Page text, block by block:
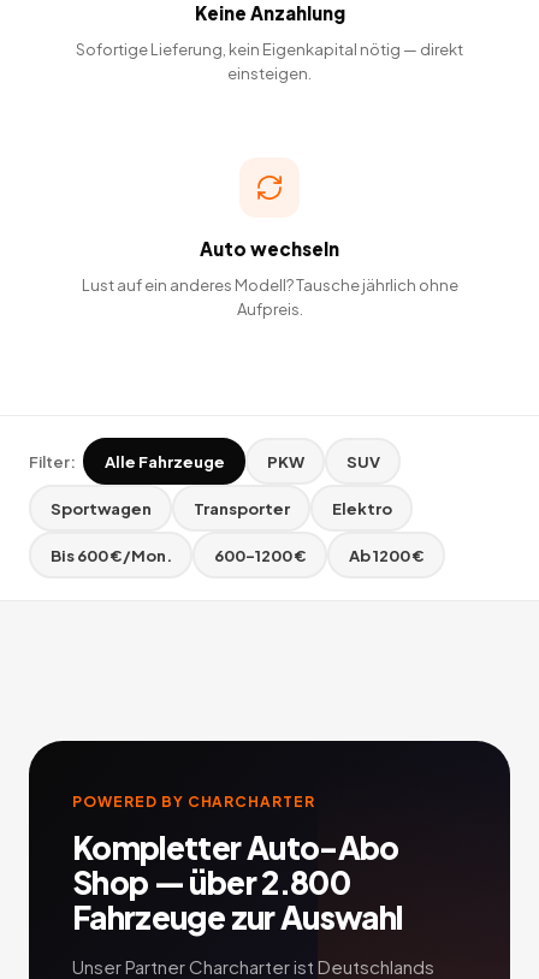
Keine Anzahlung
Sofortige Lieferung, kein Eigenkapital nötig — direkt
einsteigen.
Auto wechseln
Lust auf ein anderes Modell? Tausche jährlich ohne
Aufpreis.
Filter: Alle Fahrzeuge PKW SUV
Sportwagen Transporter Elektro
Bis 600 €/Mon. 600–1200 € Ab 1200 €
POWERED BY CHARCHARTER
Kompletter Auto-Abo
Shop — über 2.800
Fahrzeuge zur Auswahl
Unser Partner Charcharter ist Deutschlands